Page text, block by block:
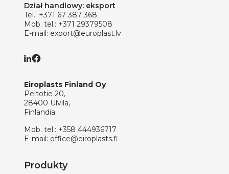
Dział handlowy: eksport
Tel.: +371 67 387 368
Mob. tel.: +371 29379508
E-mail: export@europlast.lv
Eiroplasts Finland Oy
Peltotie 20,
28400 Ulvila,
Finlandia
Mob. tel.: +358 444936717
E-mail: office@eiroplasts.fi
Produkty